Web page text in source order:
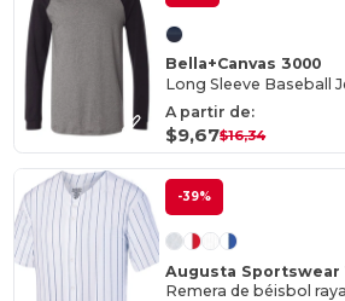
Bella+Canvas 3000
Long Sleeve Baseball
A partir de:
$9,67$16,34
-39%
Augusta Sportswear
Remera de béisbol